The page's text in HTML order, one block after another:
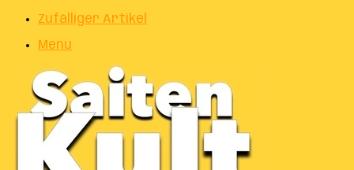
Zufälliger Artikel
Menu